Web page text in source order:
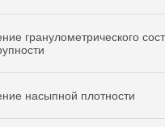
гранулометрического
насыпной плотности